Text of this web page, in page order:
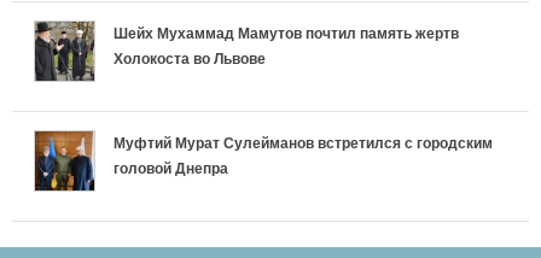
Шейх Мухаммад Мамутов почтил память жертв
Холокоста во Львове
Муфтий Мурат Сулейманов встретился с городским
головой Днепра